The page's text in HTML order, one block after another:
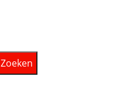
Zoeken